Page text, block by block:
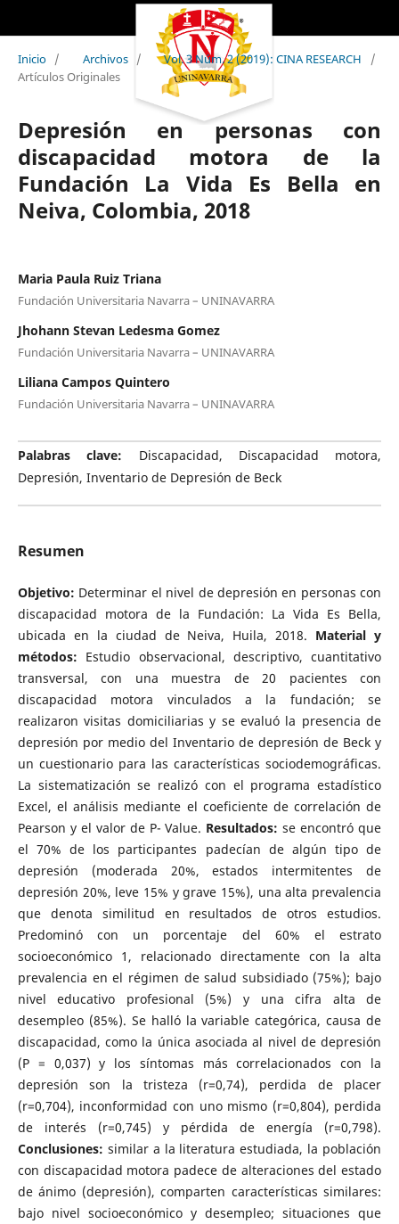
Inicio / Archivos / Vol. 3 Núm. 2 (2019): CINA RESEARCH
/
Artículos Originales
Depresión en personas con
discapacidad motora de la
Fundación La Vida Es Bella en
Neiva, Colombia, 2018
Maria Paula Ruiz Triana
Fundación Universitaria Navarra – UNINAVARRA
Jhohann Stevan Ledesma Gomez
Fundación Universitaria Navarra – UNINAVARRA
Liliana Campos Quintero
Fundación Universitaria Navarra – UNINAVARRA
Palabras clave: Discapacidad, Discapacidad motora,
Depresión, Inventario de Depresión de Beck
Resumen
Objetivo: Determinar el nivel de depresión en personas con
discapacidad motora de la Fundación: La Vida Es Bella,
ubicada en la ciudad de Neiva, Huila, 2018. Material y
métodos: Estudio observacional, descriptivo, cuantitativo
transversal, con una muestra de 20 pacientes con
discapacidad motora vinculados a la fundación; se
realizaron visitas domiciliarias y se evaluó la presencia de
depresión por medio del Inventario de depresión de Beck y
un cuestionario para las características sociodemográficas.
La sistematización se realizó con el programa estadístico
Excel, el análisis mediante el coeficiente de correlación de
Pearson y el valor de P- Value. Resultados:se encontró que
el 70% de los participantes padecían de algún tipo de
depresión (moderada 20%, estados intermitentes de
depresión 20%, leve 15% y grave 15%), una alta prevalencia
que denota similitud en resultados de otros estudios.
Predominó con un porcentaje del 60% el estrato
socioeconómico 1, relacionado directamente con la alta
prevalencia en el régimen de salud subsidiado (75%); bajo
nivel educativo profesional (5%) y una cifra alta de
desempleo (85%). Se halló la variable categórica, causa de
discapacidad, como la única asociada al nivel de depresión
(P = 0,037) y los síntomas más correlacionados con la
depresión son la tristeza (r=0,74), perdida de placer
(r=0,704), inconformidad con uno mismo (r=0,804), perdida
de interés (r=0,745) y pérdida de energía (r=0,798).
Conclusiones: similar a la literatura estudiada, la población
con discapacidad motora padece de alteraciones del estado
de ánimo (depresión), comparten características similares:
bajo nivel socioeconómico y desempleo; situaciones que